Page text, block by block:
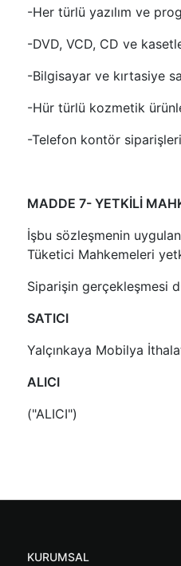
-Her türlü yazılım ve
-DVD, VCD, CD ve
-Bilgisayar ve kırtasiye
-Hür türlü kozmetik
-Telefon kontör siparişleri
MADDE 7- YETKİLİ
İşbu sözleşmenin
Tüketici Mahkemeleri
Siparişin gerçekleşmesi
SATICI
Yalçınkaya Mobilya
ALICI
("ALICI")
KURUMSAL